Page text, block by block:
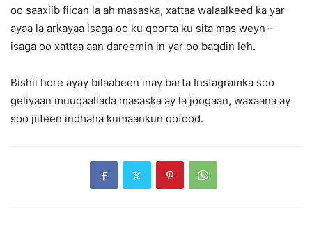
oo saaxiib fiican la ah masaska, xattaa walaalkeed ka yar
ayaa la arkayaa isaga oo ku qoorta ku sita mas weyn –
isaga oo xattaa aan dareemin in yar oo baqdin leh.
Bishii hore ayay bilaabeen inay barta Instagramka soo
geliyaan muuqaallada masaska ay la joogaan, waxaana ay
soo jiiteen indhaha kumaankun qofood.